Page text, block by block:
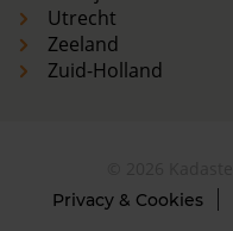
Utrecht
Zeeland
Zuid-Holland
Privacy & Cookies